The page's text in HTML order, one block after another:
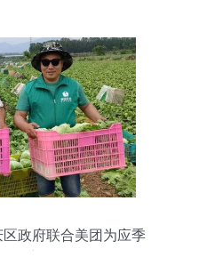
政府联合美团为应季